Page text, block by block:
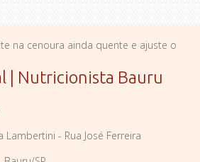
na cenoura ainda quente e ajuste o
| Nutricionista Bauru
Lambertini - Rua José Ferreira